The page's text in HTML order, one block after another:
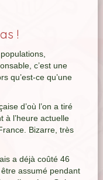
!
c’est une
qu’est-ce qu’une
d’où l’on a tiré
à l’heure actuelle
Bizarre, très
a déjà coûté 46
assumé pendant